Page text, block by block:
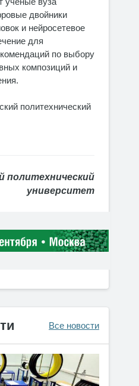
двойники
и нейросетевое
для
по выбору
композиций и
политехнический
политехнический
университет
Все новости